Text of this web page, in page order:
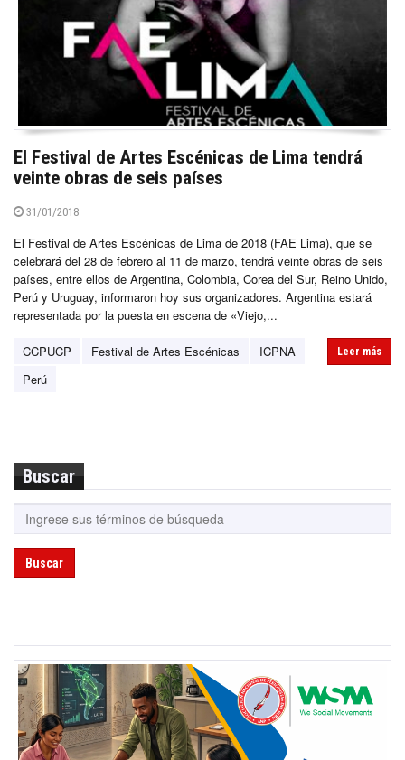
El Festival de Artes Escénicas de Lima tendrá
veinte obras de seis países
31/01/2018
El Festival de Artes Escénicas de Lima de 2018 (FAE Lima), que se
celebrará del 28 de febrero al 11 de marzo, tendrá veinte obras de seis
países, entre ellos de Argentina, Colombia, Corea del Sur, Reino Unido,
Perú y Uruguay, informaron hoy sus organizadores. Argentina estará
representada por la puesta en escena de «Viejo,...
CCPUCP Festival de Artes Escénicas
ICPNA
Perú
Leer más
Buscar
Buscar